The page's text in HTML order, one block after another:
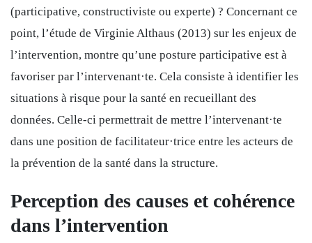
(participative, constructiviste ou experte) ? Concernant ce
point, l’étude de Virginie Althaus (2013) sur les enjeux de
l’intervention, montre qu’une posture participative est à
favoriser par l’intervenant·te. Cela consiste à identifier les
situations à risque pour la santé en recueillant des
données. Celle-ci permettrait de mettre l’intervenant·te
dans une position de facilitateur·trice entre les acteurs de
la prévention de la santé dans la structure.
Perception des causes et cohérence
dans l’intervention